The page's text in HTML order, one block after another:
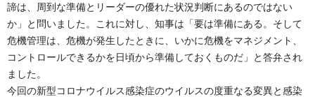
諦は、周到な準備とリーダーの優れた状況判断にあるのではない
か」と問いました。これに対し、知事は「要は準備にある。そして
危機管理は、危機が発生したときに、いかに危機をマネジメント、
コントロールできるかを日頃から準備しておくものだ」と答弁され
ました。
今回の新型コロナウイルス感染症のウイルスの度重なる変異と感染